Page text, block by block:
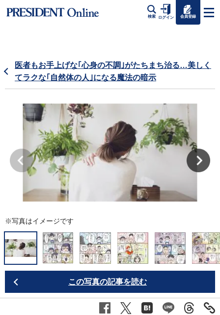
検索 ログイン 会員登録
医者もお手上げな｢心身の不調｣がたちまち治る…美しく
てラクな｢自然体の人｣になる魔法の暗示
※写真はイメージです
この写真の記事を読む